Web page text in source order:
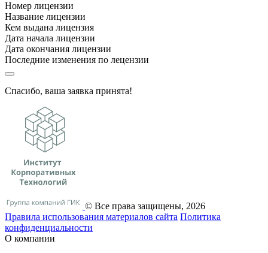
Номер лицензии
Название лицензии
Кем выдана лицензия
Дата начала лицензии
Дата окончания лицензии
Последние изменения по лецензии
Спасибо, ваша заявка принята!
© Все права защищены, 2026
Правила использования материалов сайта Политика
конфиденциальности
О компании